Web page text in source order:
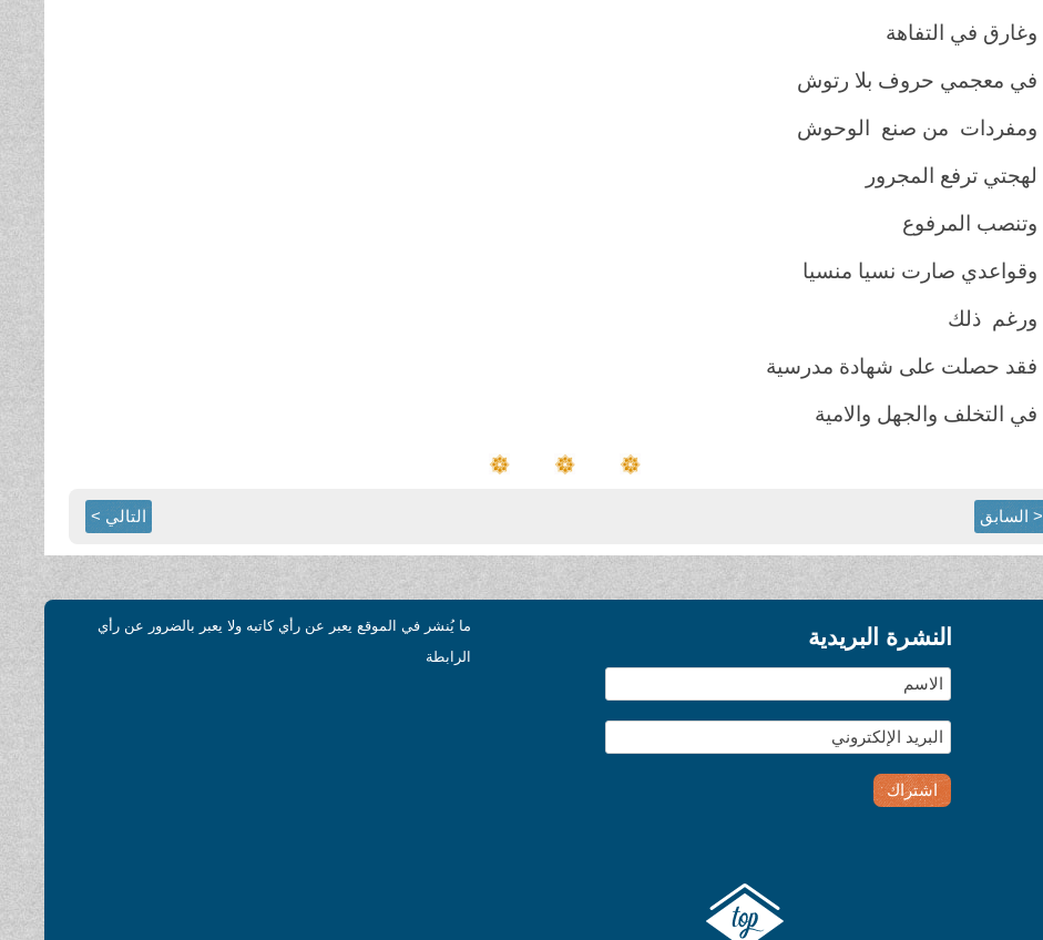
وغارق في التفاهة
في معجمي حروف بلا رتوش
ومفردات من صنع الوحوش
لهجتي ترفع المجرور
وتنصب المرفوع
وقواعدي صارت نسيا منسيا
ورغم ذلك
فقد حصلت على شهادة مدرسية
في التخلف والجهل والامية
< السابق التالي >
النشرة البريدية
ما يُنشر في الموقع يعبر عن رأي كاتبه ولا يعبر بالضرور عن رأي
الرابطة